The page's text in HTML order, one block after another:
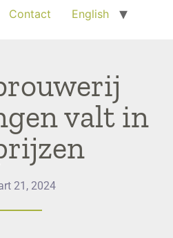
Contact English
valt in
21, 2024